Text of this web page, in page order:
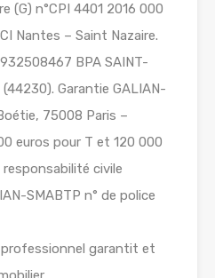
(G) n°CPI 4401 2016 000
Nantes – Saint Nazaire.
BPA SAINT-
Garantie GALIAN-
75008 Paris –
euros pour T et 120 000
responsabilité civile
SMABTP n° de police
garantit et